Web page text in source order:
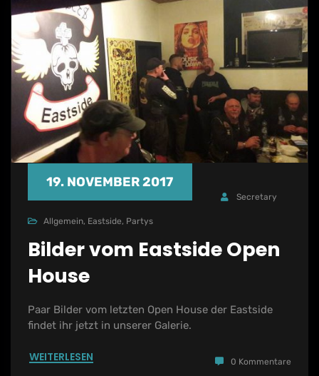
19. NOVEMBER 2017
Secretary
Allgemein, Eastside, Partys
Bilder vom Eastside Open
House
Paar Bilder vom letzten Open House der Eastside
findet ihr jetzt in unserer Galerie.
WEITERLESEN 0 Kommentare